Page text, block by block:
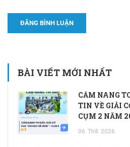
BÀI VIẾT MỚI NHẤT
CẨM NANG
TIN VỀ GIẢI
CỤM 2 NĂM
06 Th8 2026